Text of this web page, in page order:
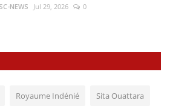
NEWS Jul 29, 2026 0
Royaume Indénié Sita Ouattara